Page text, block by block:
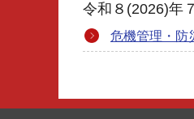
令和８(2026)年
危機管理・防